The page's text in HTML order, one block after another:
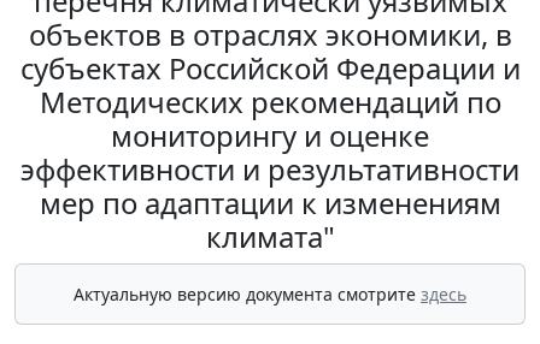
объектов в отраслях экономики, в
субъектах Российской Федерации и
Методических рекомендаций по
мониторингу и оценке
эффективности и результативности
мер по адаптации к изменениям
климата"
Актуальную версию документа смотрите здесь